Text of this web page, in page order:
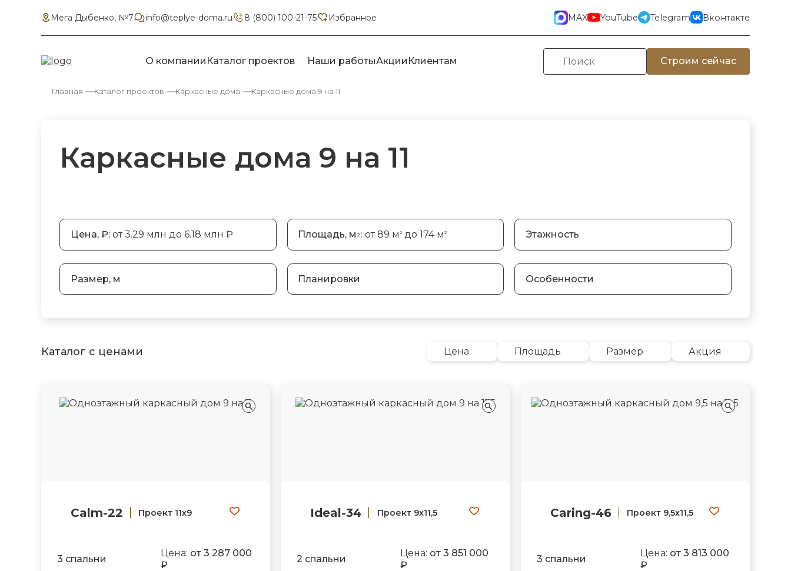
Мега Дыбенко, №7 info@teplye-doma.ru 8 (800) 100-21-75 Избранное MAX YouTube Telegram Вконтакте
О компании Каталог проектов Наши работыАкции Клиентам Строим сейчас
Главная Каталог проектов Каркасные дома Каркасные дома 9 на 11
Каркасные дома 9 на 11
Цена, ₽: от 3.29 млн до 6.18 млн ₽ Площадь, м 2 : от 89 м2 до 174 м2 Этажность
Размер, м Планировки Особенности
Каталог с ценами Цена Площадь Размер Акция
Calm-22 Проект 11х9
3 спальни
Цена: от 3 287 000
₽
Ideal-34 Проект 9х11,5
2 спальни
Цена: от 3 851 000
₽
Caring-46 Проект 9,5х11,5
3 спальни
Цена: от 3 813 000
₽